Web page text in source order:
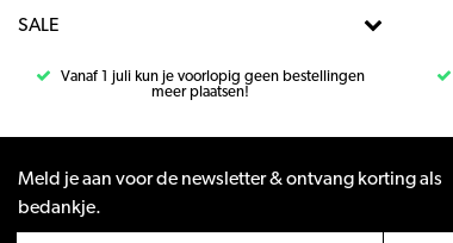
SALE
Vanaf 1 juli kun je voorlopig geen bestellingen
meer plaatsen!
Meld je aan voor de newsletter & ontvang korting als
bedankje.